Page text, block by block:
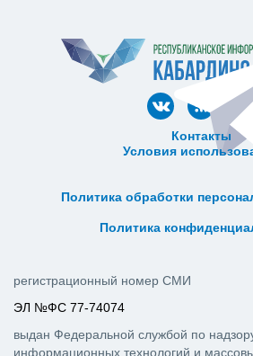
Контакты
Условия
Политика обработки
Политика
регистрационный номер СМИ
ЭЛ №ФС 77-74074
выдан Федеральной службой по
информационных технологий и